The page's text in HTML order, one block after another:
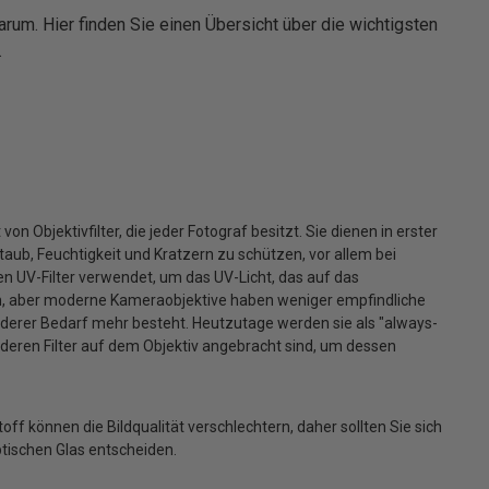
Hier finden Sie einen Übersicht über die wichtigsten
Objektivfilter, die jeder Fotograf besitzt. Sie dienen in erster
Feuchtigkeit und Kratzern zu schützen, vor allem bei
UV-Filter verwendet, um das UV-Licht, das auf das
moderne Kameraobjektive haben weniger empfindliche
Bedarf mehr besteht. Heutzutage werden sie als "always-
Filter auf dem Objektiv angebracht sind, um dessen
können die Bildqualität verschlechtern, daher sollten Sie sich
Glas entscheiden.